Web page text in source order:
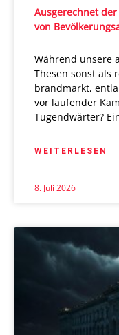
Ausgerechnet
von
Während unsere
Thesen sonst als
brandmarkt,
vor laufender
Tugendwärter?
WEITERLESEN
8. Juli 2026